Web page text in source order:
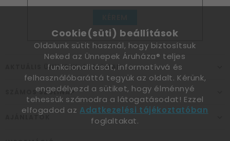
AKTUÁLIS ÜNNEPEK, ALKALMAK
SZÁMOS SZÜLINAP
AJÁNLATOK
Cookie(süti) beállítások
Oldalunk sütit használ, hogy biztosítsuk
Neked az Ünnepek Áruháza® teljes
funkcionalitását, informatívvá és
felhasználóbaráttá tegyük az oldalt. Kérünk,
engedélyezd a sütiket, hogy élménnyé
tehessük számodra a látogatásodat! Ezzel
elfogadod az Adatkezelési tájékoztatóban
foglaltakat.